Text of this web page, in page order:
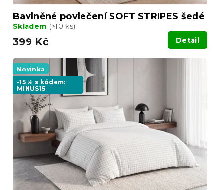
Bavlněné povlečení SOFT STRIPES šedé
Skladem (>10 ks)
399 Kč Detail
Novinka
-15 % s kódem:
MINUS15